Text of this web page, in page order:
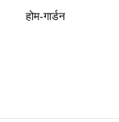
होम-गार्डन